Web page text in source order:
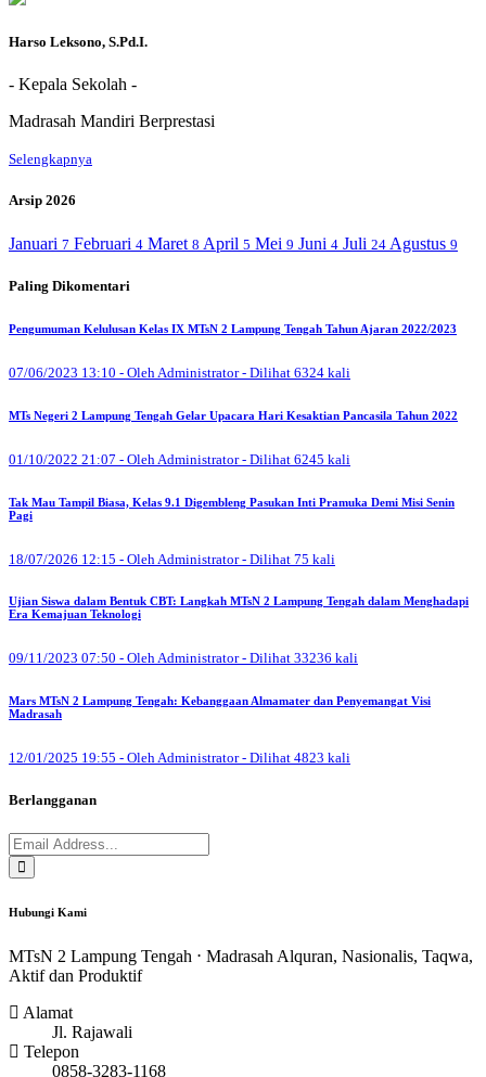
Harso Leksono, S.Pd.I.
- Kepala Sekolah -
Madrasah Mandiri Berprestasi
Selengkapnya
Arsip 2026
Januari 7 Februari 4 Maret 8 April 5 Mei 9 Juni 4 Juli 24 Agustus 9
Paling Dikomentari
Pengumuman Kelulusan Kelas IX MTsN 2 Lampung Tengah Tahun Ajaran 2022/2023
07/06/2023 13:10 - Oleh Administrator - Dilihat 6324 kali
MTs Negeri 2 Lampung Tengah Gelar Upacara Hari Kesaktian Pancasila Tahun 2022
01/10/2022 21:07 - Oleh Administrator - Dilihat 6245 kali
Tak Mau Tampil Biasa, Kelas 9.1 Digembleng Pasukan Inti Pramuka Demi Misi Senin
Pagi
18/07/2026 12:15 - Oleh Administrator - Dilihat 75 kali
Ujian Siswa dalam Bentuk CBT: Langkah MTsN 2 Lampung Tengah dalam Menghadapi
Era Kemajuan Teknologi
09/11/2023 07:50 - Oleh Administrator - Dilihat 33236 kali
Mars MTsN 2 Lampung Tengah: Kebanggaan Almamater dan Penyemangat Visi
Madrasah
12/01/2025 19:55 - Oleh Administrator - Dilihat 4823 kali
Berlangganan
Hubungi Kami
MTsN 2 Lampung Tengah ⋅ Madrasah Alquran, Nasionalis, Taqwa,
Aktif dan Produktif
Alamat
Jl. Rajawali
Telepon
0858-3283-1168